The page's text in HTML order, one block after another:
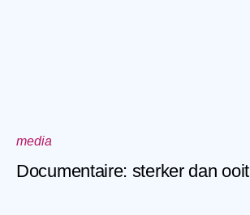
media
Documentaire: sterker dan ooit